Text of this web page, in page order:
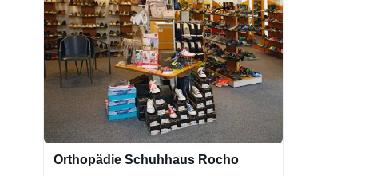
Orthopädie Schuhhaus Rocho